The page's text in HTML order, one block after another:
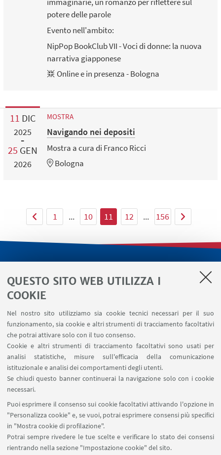
QUESTO SITO WEB UTILIZZA I
COOKIE
Nel nostro sito utilizziamo sia cookie tecnici necessari per il suo
funzionamento, sia cookie e altri strumenti di tracciamento facoltativi
che potrai attivare solo con il tuo consenso.
Cookie e altri strumenti di tracciamento facoltativi sono usati per
analisi statistiche, misure sull'efficacia della comunicazione
istituzionale e analisi dei comportamenti degli utenti.
Se chiudi questo banner continuerai la navigazione solo con i cookie
necessari.
Puoi esprimere il consenso sui cookie facoltativi attivando l'opzione in
"Personalizza cookie" e, se vuoi, potrai esprimere consensi più specifici
in "Mostra cookie di profilazione".
Potrai sempre rivedere le tue scelte e verificare lo stato dei consensi
rientrando nella sezione "Impostazione cookie" del sito.
potere delle parole
Evento nell'ambito:
NipPop BookClub VII - Voci di donne: la nuova
narrativa giapponese
Online e in presenza - Bologna
11 DIC
2025
25 GEN
2026
MOSTRA
Navigando nei depositi
Mostra a cura di Franco Ricci
Bologna
1 ... 10 11 12 ... 156
Segnala un evento
Contatti
SEGUI IL DIPARTIMENTO SU:
SEGUI UNIBO SU:
APP: